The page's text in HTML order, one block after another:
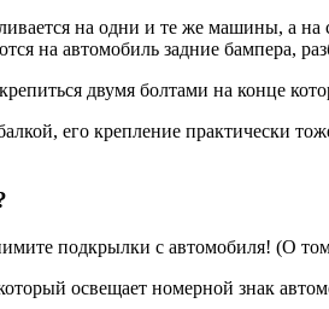
на одни и те же машины, а
на автомобиль задние бампера,
двумя болтами на конце
его крепление практически
подкрылки с автомобиля! (О
освещает номерной знак